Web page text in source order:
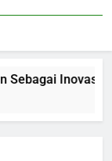
Inovasi